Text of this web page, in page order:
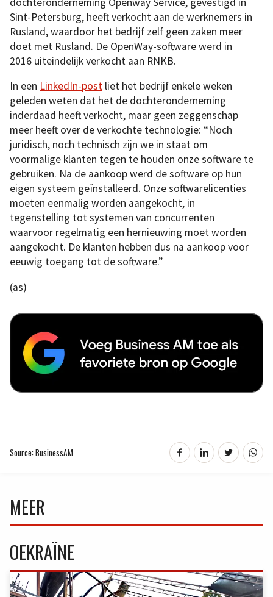
Sint-Petersburg, heeft verkocht aan de werknemers in
Rusland, waardoor het bedrijf zelf geen zaken meer
doet met Rusland. De OpenWay-software werd in
2016 uiteindelijk verkocht aan RNKB.
In een LinkedIn-post liet het bedrijf enkele weken
geleden weten dat het de dochteronderneming
inderdaad heeft verkocht, maar geen zeggenschap
meer heeft over de verkochte technologie: “Noch
juridisch, noch technisch zijn we in staat om
voormalige klanten tegen te houden onze software te
gebruiken. Na de aankoop werd de software op hun
eigen systeem geïnstalleerd. Onze softwarelicenties
moeten eenmalig worden aangekocht, in
tegenstelling tot systemen van concurrenten
waarvoor regelmatig een hernieuwing moet worden
aangekocht. De klanten hebben dus na aankoop voor
eeuwig toegang tot de software.”
(as)
Source: BusinessAM
MEER
OEKRAÏNE